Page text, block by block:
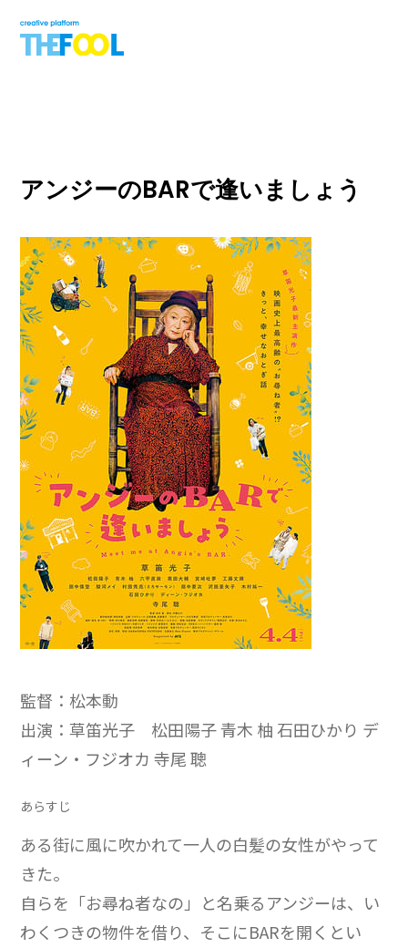
アンジーのBARで逢いましょう
監督：松本動
出演：草笛光子 松田陽子 青木 柚 石田ひかり デ
ィーン・フジオカ 寺尾 聰
あらすじ
ある街に風に吹かれて一人の白髪の女性がやって
きた。
自らを「お尋ね者なの」と名乗るアンジーは、い
わくつきの物件を借り、そこにBARを開くとい